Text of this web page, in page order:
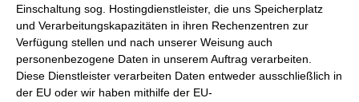
Einschaltung sog. Hostingdienstleister, die uns Speicherplatz
und Verarbeitungskapazitäten in ihren Rechenzentren zur
Verfügung stellen und nach unserer Weisung auch
personenbezogene Daten in unserem Auftrag verarbeiten.
Diese Dienstleister verarbeiten Daten entweder ausschließlich in
der EU oder wir haben mithilfe der EU-